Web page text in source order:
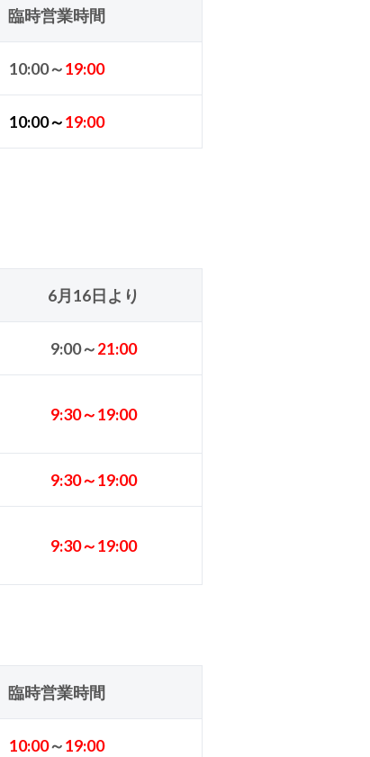
臨時営業時間
10:00～19:00
10:00～19:00
6月16日より
9:00～21:00
9:30～19:00
9:30～19:00
9:30～19:00
臨時営業時間
10:00～19:00